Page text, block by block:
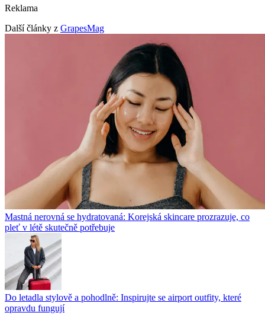
Reklama
Další články z GrapesMag
Mastná nerovná se hydratovaná: Korejská skincare prozrazuje, co
pleť v létě skutečně potřebuje
Do letadla stylově a pohodlně: Inspirujte se airport outfity, které
opravdu fungují